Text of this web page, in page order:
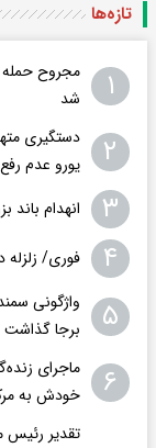
تازه‌ها
۱
مجروح حمله
شد
۲
یورو عدم
۳ انهدام
۴ فوری/ زلزله
۵
واژگونی
برجا گذاشت
۶
ماجرای
خودش به
تقدیر رئیس